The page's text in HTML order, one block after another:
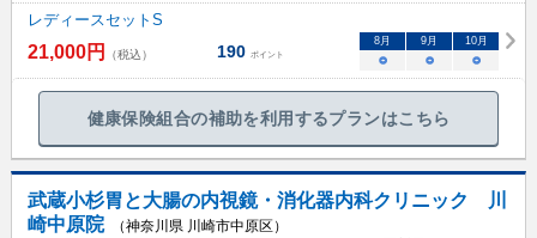
レディースセットS
21,000円 （税込） 190 ポイント
8月 9月 10月
○ ○ ○
健康保険組合の補助を利用するプランはこちら
武蔵小杉胃と大腸の内視鏡・消化器内科クリニック 川
崎中原院
（神奈川県 川崎市中原区）